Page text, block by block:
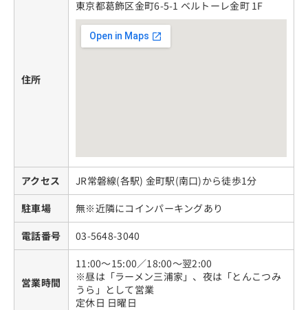
住所
東京都葛飾区金町6-5-1 ベルトーレ金町 1F
アクセス
JR常磐線(各駅) 金町駅(南口)から徒歩1分
駐車場
無※近隣にコインパーキングあり
電話番号
03-5648-3040
営業時間
11:00〜15:00／18:00〜翌2:00
※昼は「ラーメン三浦家」、夜は「とんこつみ
うら」として営業
定休日 日曜日